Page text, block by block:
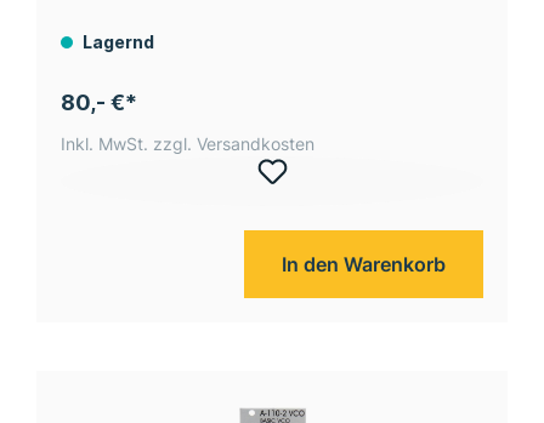
Lagernd
80,- €*
Inkl. MwSt. zzgl. Versandkosten
In den Warenkorb